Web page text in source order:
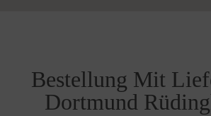
Bestellung Mit
Dortmund